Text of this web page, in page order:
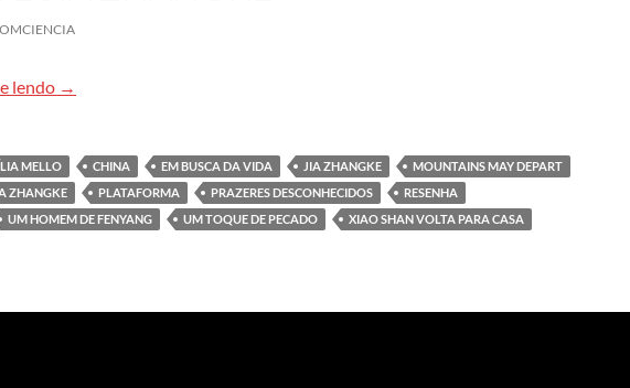
lendo O cinema de Jia Zhangke
→
MELLO CHINA EM BUSCA DA VIDA JIA ZHANGKE
MOUNTAINS MAY DEPART
ZHANGKE PLATAFORMA PRAZERES DESCONHECIDOS
RESENHA
UM HOMEM DE FENYANG UM TOQUE DE PECADO
XIAO SHAN VOLTA PARA CASA